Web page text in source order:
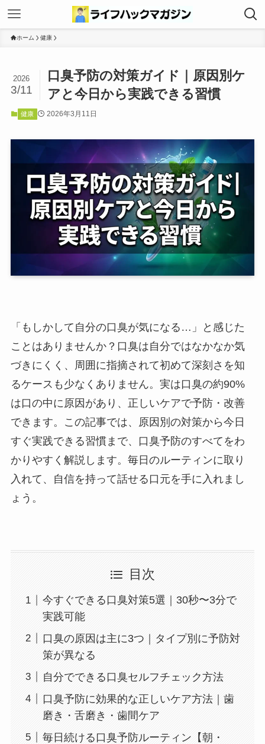
ホーム 健康
口臭予防の対策ガイド｜原因別ケ
アと今日から実践できる習慣
2026
3/11
健康 2026年3月11日
「もしかして自分の口臭が気になる…」と感じた
ことはありませんか？口臭は自分ではなかなか気
づきにくく、周囲に指摘されて初めて深刻さを知
るケースも少なくありません。実は口臭の約90%
は口の中に原因があり、正しいケアで予防・改善
できます。この記事では、原因別の対策から今日
すぐ実践できる習慣まで、口臭予防のすべてをわ
かりやすく解説します。毎日のルーティンに取り
入れて、自信を持って話せる口元を手に入れまし
ょう。
目次
今すぐできる口臭対策5選｜30秒〜3分で
実践可能
口臭の原因は主に3つ｜タイプ別に予防対
策が異なる
自分でできる口臭セルフチェック方法
口臭予防に効果的な正しいケア方法｜歯
磨き・舌磨き・歯間ケア
毎日続ける口臭予防ルーティン【朝・